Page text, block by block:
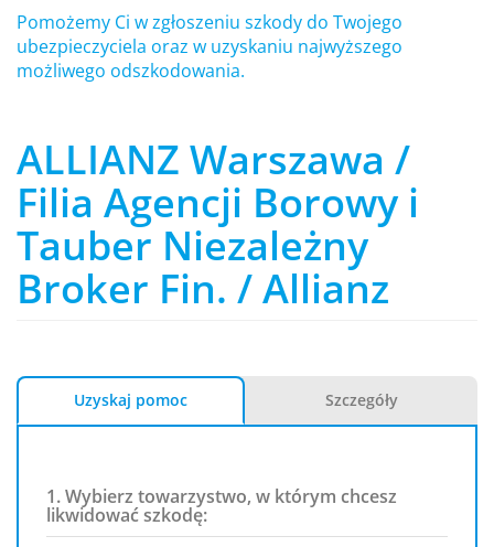
Pomożemy Ci w zgłoszeniu szkody do Twojego
ubezpieczyciela oraz w uzyskaniu najwyższego
możliwego odszkodowania.
ALLIANZ Warszawa /
Filia Agencji Borowy i
Tauber Niezależny
Broker Fin. / Allianz
Uzyskaj pomoc Szczegóły
1. Wybierz towarzystwo, w którym chcesz
likwidować szkodę: